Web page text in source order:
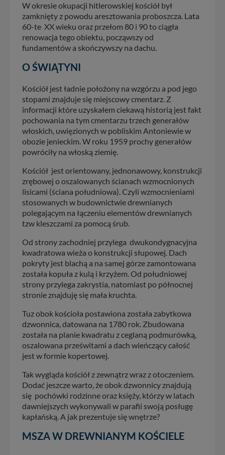
W okresie okupacji hitlerowskiej kościół był
zamknięty z powodu aresztowania proboszcza. Lata
60-te XX wieku oraz przełom 80 i 90 to ciągła
renowacja tego obiektu, począwszy od
fundamentów a skończywszy na dachu.
O ŚWIĄTYNI
Kościół jest ładnie położony na wzgórzu a pod jego
stopami znajduje się miejscowy cmentarz. Z
informacji które uzyskałem ciekawą historią jest fakt
pochowania na tym cmentarzu trzech generałów
włoskich, uwięzionych w pobliskim Antoniewie w
obozie jenieckim. W roku 1959 prochy generałów
powróciły na włoską ziemię.
Kościół jest orientowany, jednonawowy, konstrukcji
zrębowej o oszalowanych ścianach wzmocnionych
lisicami (ściana południowa). Czyli wzmocnieniami
stosowanych w budownictwie drewnianych
polegającym na łączeniu elementów drewnianych
tzw kleszczami za pomocą śrub.
Od strony zachodniej przylega dwukondygnacyjna
kwadratowa wieża o konstrukcji słupowej. Dach
pokryty jest blachą a na samej górze zamontowana
została kopuła z kulą i krzyżem. Od południowej
strony przylega zakrystia, natomiast po północnej
stronie znajduję się mała kruchta.
Tuz obok kościoła postawiona została zabytkowa
dzwonnica, datowana na 1780 rok. Zbudowana
została na planie kwadratu z ceglaną podmurówką,
oszalowana prześwitami a dach wieńczący całość
jest w formie kopertowej.
Tak wygląda kościół z zewnątrz wraz z otoczeniem.
Dodać jeszcze warto, że obok dzwonnicy znajdują
się pochówki rodzinne oraz księży, którzy w latach
dawniejszych wykonywali w parafii swoją posługę
kapłańską. A jak prezentuje się wnętrze?
MSZA W DREWNIANYM KOŚCIELE